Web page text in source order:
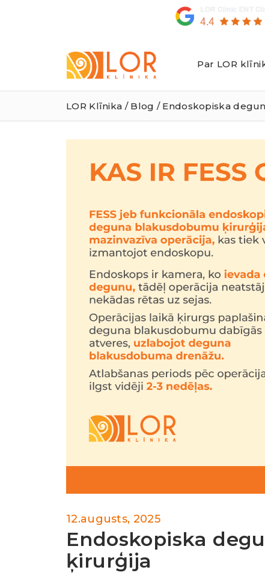
Klīnika
Par LOR
LOR Klīnika / Blog / Endoskopiska
12.augusts, 2025
Endoskopiska
ķirurģija